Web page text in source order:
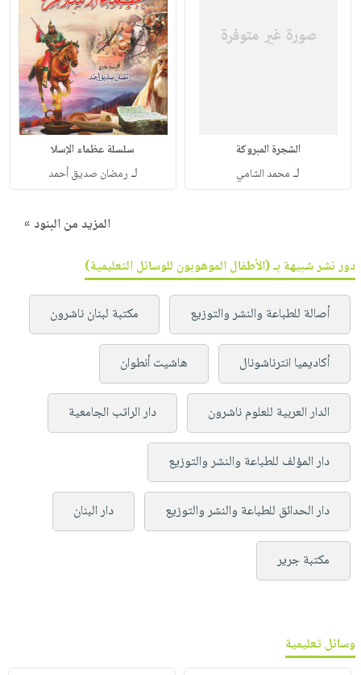
الشجرة المبروكة
لـ محمد الشامي
سلسلة عظماء الإسلا
لـ رمضان صديق أحمد
المزيد من البنود »
دور نشر شبيهة بـ (الأطفال الموهوبون للوسائل التعليمية)
أصالة للطباعة والنشر والتوزيع مكتبة لبنان ناشرون
أكاديميا انترناشونال هاشيت أنطوان
الدار العربية للعلوم ناشرون دار الراتب الجامعية
دار المؤلف للطباعة والنشر والتوزيع
دار الحدائق للطباعة والنشر والتوزيع دار البنان
مكتبة جرير
وسائل تعليمية